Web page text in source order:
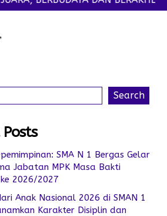
Search
SMA N 1 Bergas Gelar
Jabatan MPK Masa Bakti
2026/2027
Anak Nasional 2026 di SMAN 1
Karakter Disiplin dan